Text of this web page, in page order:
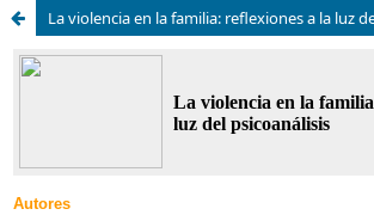
La violencia en la familia: reflexiones a la luz